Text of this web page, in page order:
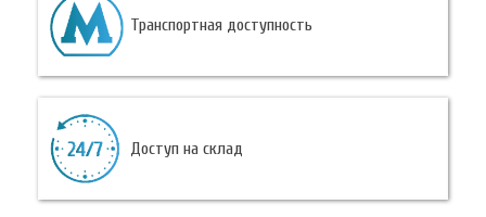
Транспортная доступность
Доступ на склад